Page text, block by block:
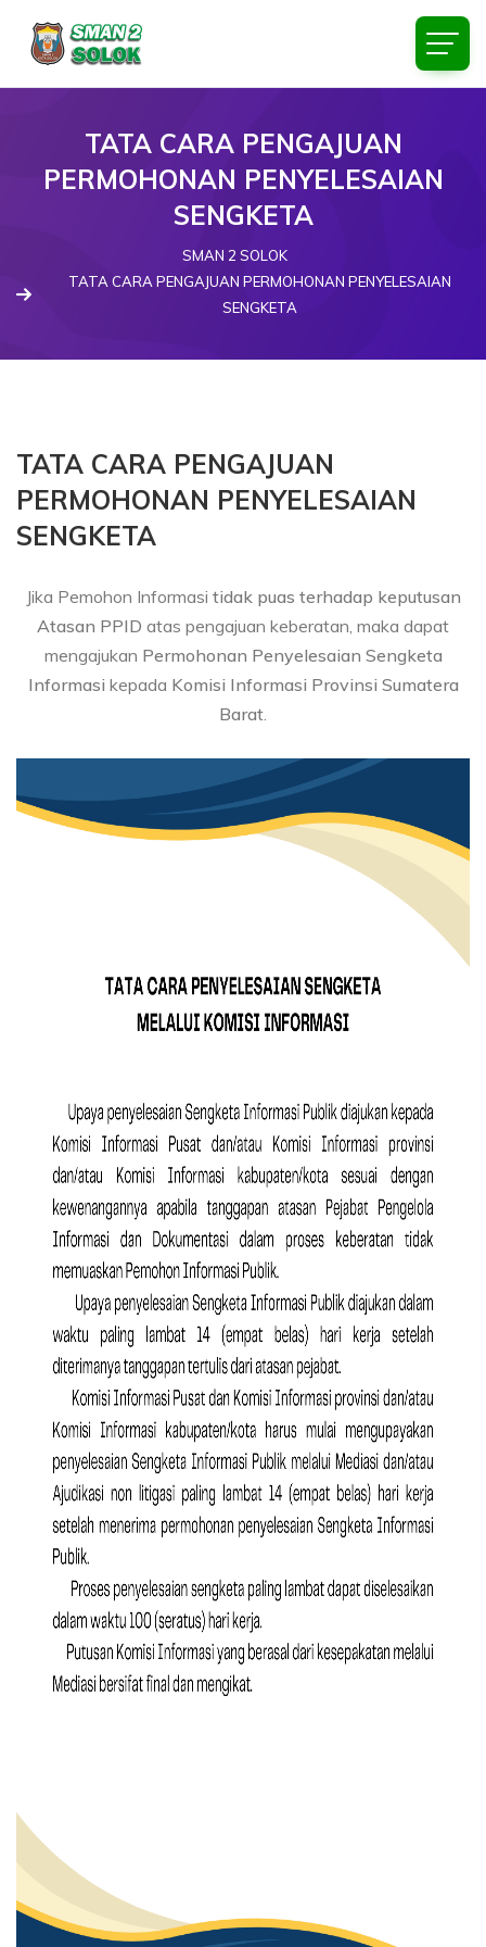
TATA CARA PENGAJUAN
PERMOHONAN PENYELESAIAN
SENGKETA
SMAN 2 SOLOK
TATA CARA PENGAJUAN PERMOHONAN PENYELESAIAN
SENGKETA
TATA CARA PENGAJUAN
PERMOHONAN PENYELESAIAN
SENGKETA
Jika Pemohon Informasi tidak puas terhadap keputusan
Atasan PPID atas pengajuan keberatan, maka dapat
mengajukan Permohonan Penyelesaian Sengketa
Informasi kepada Komisi Informasi Provinsi Sumatera
Barat.